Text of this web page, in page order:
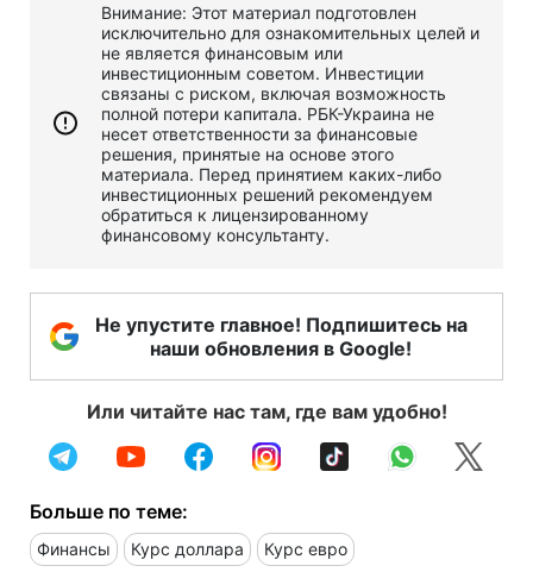
Внимание: Этот материал подготовлен
исключительно для ознакомительных целей и
не является финансовым или
инвестиционным советом. Инвестиции
связаны с риском, включая возможность
полной потери капитала. РБК-Украина не
несет ответственности за финансовые
решения, принятые на основе этого
материала. Перед принятием каких-либо
инвестиционных решений рекомендуем
обратиться к лицензированному
финансовому консультанту.
Не упустите главное! Подпишитесь на
наши обновления в Google!
Или читайте нас там, где вам удобно!
Больше по теме:
Финансы Курс доллара Курс евро